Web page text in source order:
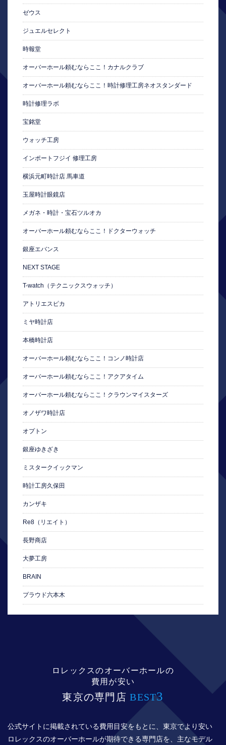
ゼウス
ジュエルセレクト
時報堂
オーバーホール頼むならここ！カナルクラブ
オーバーホール頼むならここ！時計修理工房ネオスタンダード
時計修理ラボ
宝銘堂
ウォッチ工房
インポートフジイ 修理工房
横浜元町時計店 馬車道
玉屋時計眼鏡店
メガネ・時計・宝石ツルオカ
オーバーホール頼むならここ！ドクターウォッチ
銀座エバンス
NEXT STAGE
T-watch（テクニックスウォッチ）
アトリエスピカ
ミヤ時計店
本橋時計店
オーバーホール頼むならここ！コンノ時計店
オーバーホール頼むならここ！アクアタイム
オーバーホール頼むならここ！クラウンマイスターズ
オノザワ時計店
オプトン
銀座ゆきざき
ミスタークイックマン
時計工房久保田
カンザキ
Re8（リエイト）
長野商店
大夢工房
BRAIN
プラウド六本木
ロレックスのオーバーホールの
費用が安い
東京の専門店BEST3
公式サイトに掲載されている費用目安をもとに、東京でより安い
ロレックスのオーバーホールが期待できる専門店を、主なモデル